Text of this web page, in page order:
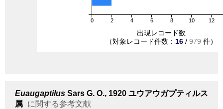
0 2 4 6 8 10 12
出現レコード数
（対象レコード件数： 16 / 979 件）
Euaugaptilus Sars G. O., 1920 ユウアウガプティルス
属 に関する参考文献